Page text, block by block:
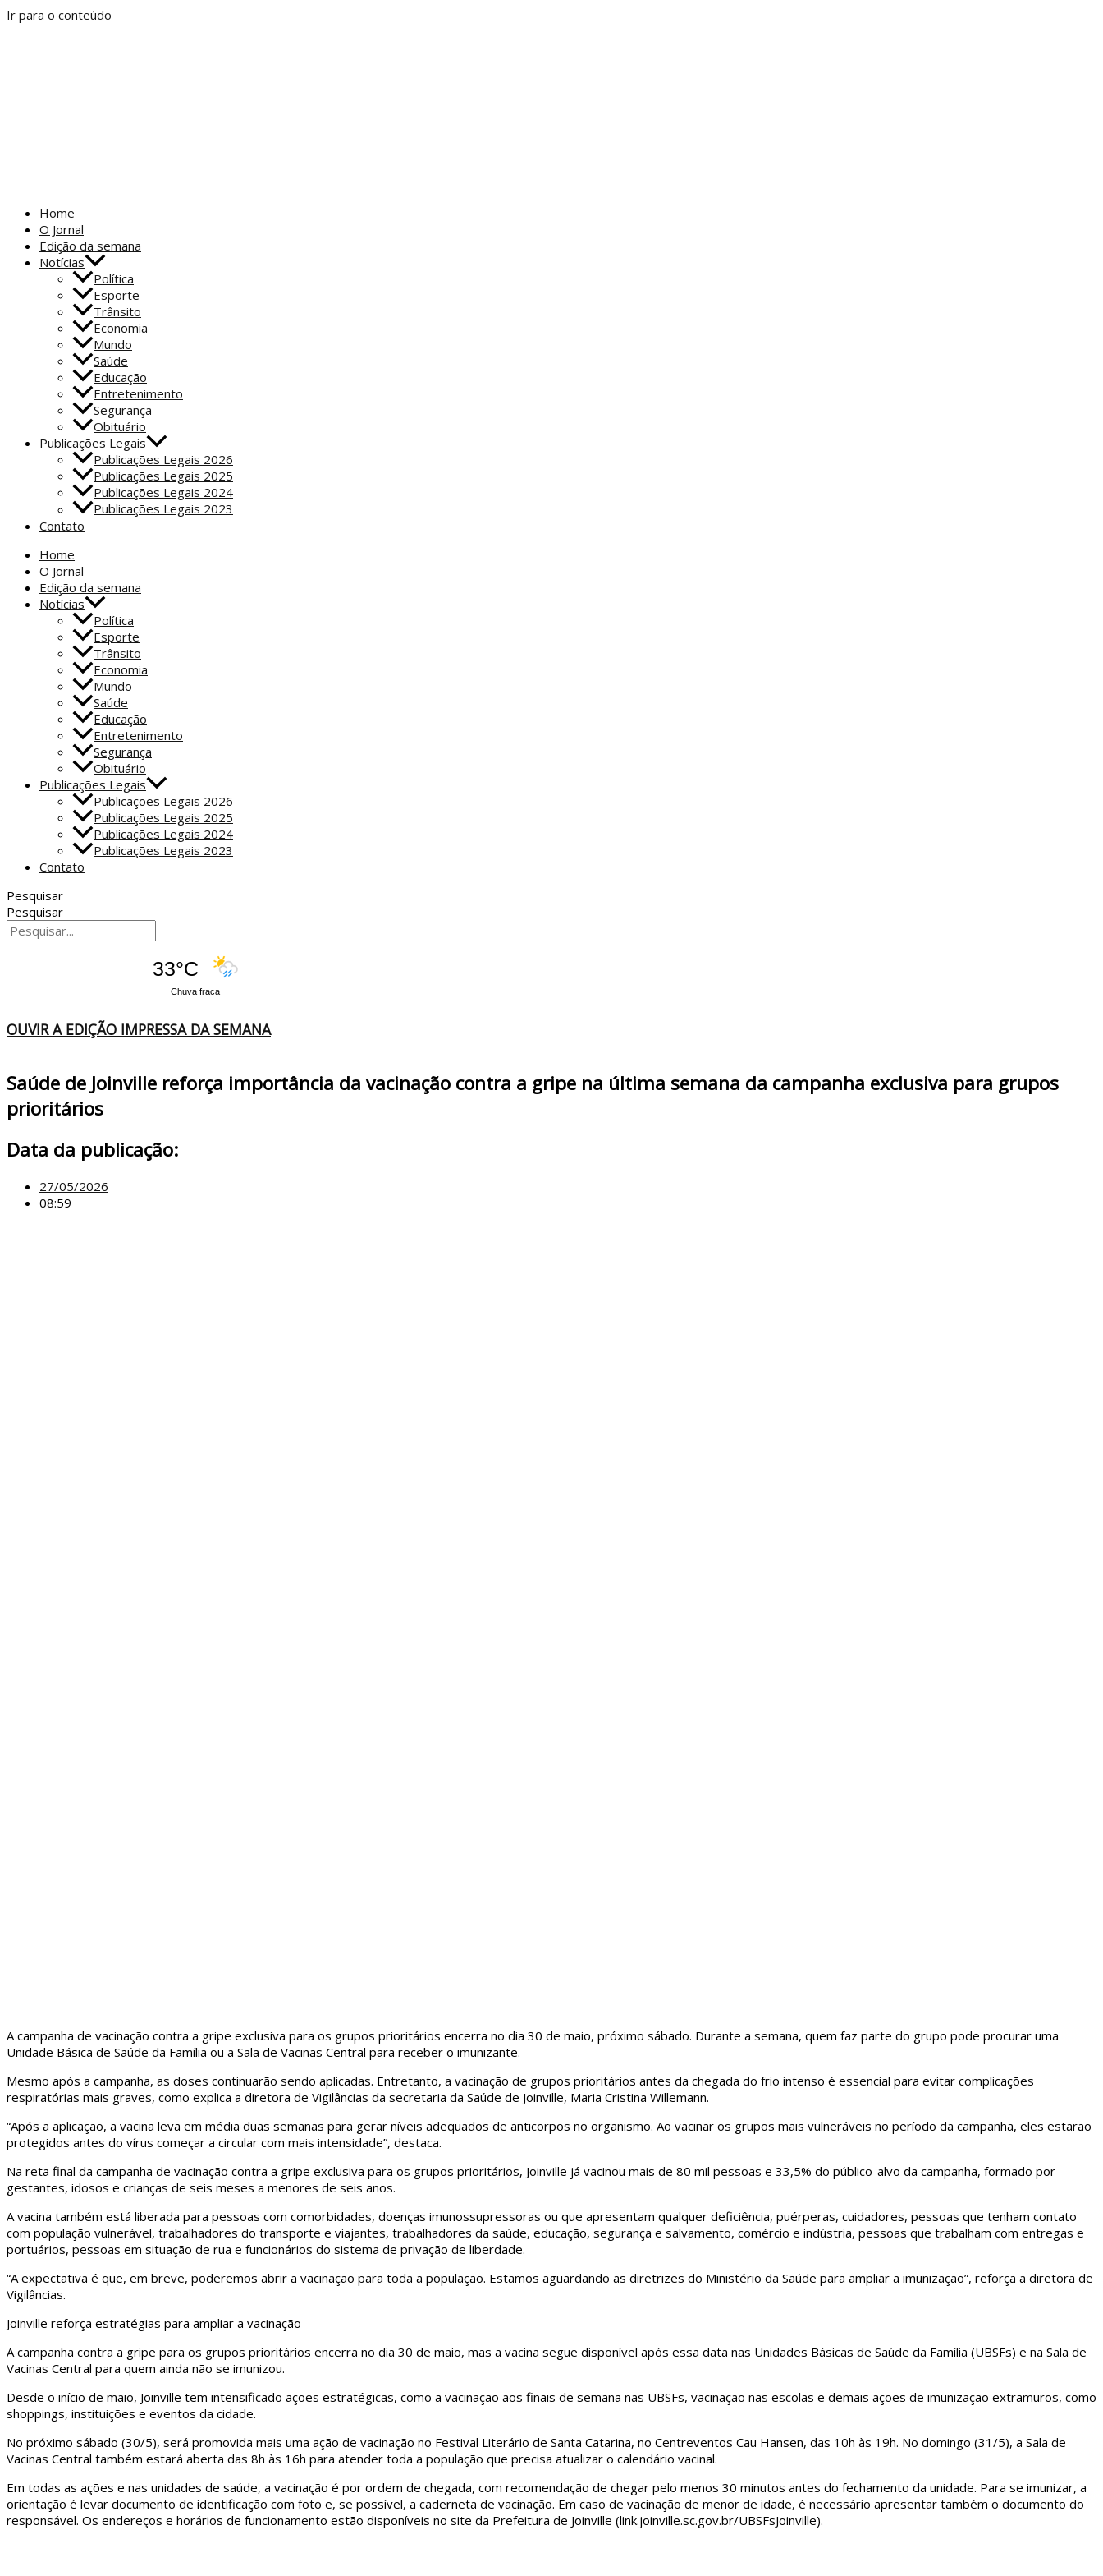
Ir para o conteúdo
Home
O Jornal
Edição da semana
Notícias
Política
Esporte
Trânsito
Economia
Mundo
Saúde
Educação
Entretenimento
Segurança
Obituário
Publicações Legais
Publicações Legais 2026
Publicações Legais 2025
Publicações Legais 2024
Publicações Legais 2023
Contato
Home
O Jornal
Edição da semana
Notícias
Política
Esporte
Trânsito
Economia
Mundo
Saúde
Educação
Entretenimento
Segurança
Obituário
Publicações Legais
Publicações Legais 2026
Publicações Legais 2025
Publicações Legais 2024
Publicações Legais 2023
Contato
Pesquisar
Pesquisar
33°C
Chuva fraca
OUVIR A EDIÇÃO IMPRESSA DA SEMANA
Saúde de Joinville reforça importância da vacinação contra a gripe na última semana da campanha exclusiva para grupos
prioritários
Data da publicação:
27/05/2026
08:59
A campanha de vacinação contra a gripe exclusiva para os grupos prioritários encerra no dia 30 de maio, próximo sábado. Durante a semana, quem faz parte do grupo pode procurar uma
Unidade Básica de Saúde da Família ou a Sala de Vacinas Central para receber o imunizante.
Mesmo após a campanha, as doses continuarão sendo aplicadas. Entretanto, a vacinação de grupos prioritários antes da chegada do frio intenso é essencial para evitar complicações
respiratórias mais graves, como explica a diretora de Vigilâncias da secretaria da Saúde de Joinville, Maria Cristina Willemann.
“Após a aplicação, a vacina leva em média duas semanas para gerar níveis adequados de anticorpos no organismo. Ao vacinar os grupos mais vulneráveis no período da campanha, eles estarão
protegidos antes do vírus começar a circular com mais intensidade”, destaca.
Na reta final da campanha de vacinação contra a gripe exclusiva para os grupos prioritários, Joinville já vacinou mais de 80 mil pessoas e 33,5% do público-alvo da campanha, formado por
gestantes, idosos e crianças de seis meses a menores de seis anos.
A vacina também está liberada para pessoas com comorbidades, doenças imunossupressoras ou que apresentam qualquer deficiência, puérperas, cuidadores, pessoas que tenham contato
com população vulnerável, trabalhadores do transporte e viajantes, trabalhadores da saúde, educação, segurança e salvamento, comércio e indústria, pessoas que trabalham com entregas e
portuários, pessoas em situação de rua e funcionários do sistema de privação de liberdade.
“A expectativa é que, em breve, poderemos abrir a vacinação para toda a população. Estamos aguardando as diretrizes do Ministério da Saúde para ampliar a imunização”, reforça a diretora de
Vigilâncias.
Joinville reforça estratégias para ampliar a vacinação
A campanha contra a gripe para os grupos prioritários encerra no dia 30 de maio, mas a vacina segue disponível após essa data nas Unidades Básicas de Saúde da Família (UBSFs) e na Sala de
Vacinas Central para quem ainda não se imunizou.
Desde o início de maio, Joinville tem intensificado ações estratégicas, como a vacinação aos finais de semana nas UBSFs, vacinação nas escolas e demais ações de imunização extramuros, como
shoppings, instituições e eventos da cidade.
No próximo sábado (30/5), será promovida mais uma ação de vacinação no Festival Literário de Santa Catarina, no Centreventos Cau Hansen, das 10h às 19h. No domingo (31/5), a Sala de
Vacinas Central também estará aberta das 8h às 16h para atender toda a população que precisa atualizar o calendário vacinal.
Em todas as ações e nas unidades de saúde, a vacinação é por ordem de chegada, com recomendação de chegar pelo menos 30 minutos antes do fechamento da unidade. Para se imunizar, a
orientação é levar documento de identificação com foto e, se possível, a caderneta de vacinação. Em caso de vacinação de menor de idade, é necessário apresentar também o documento do
responsável. Os endereços e horários de funcionamento estão disponíveis no site da Prefeitura de Joinville (link.joinville.sc.gov.br/UBSFsJoinville).